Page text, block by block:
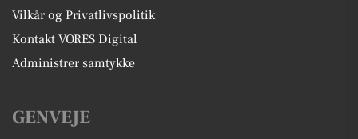
Vilkår og Privatlivspolitik
Kontakt VORES Digital
Administrer samtykke
GENVEJE